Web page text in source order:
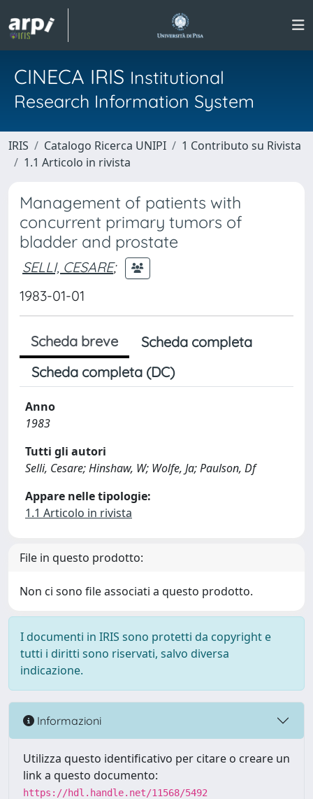
CINECA IRIS Institutional
Research Information System
IRIS Catalogo Ricerca UNIPI
1 Contributo su Rivista
1.1 Articolo in rivista
Management of patients with
concurrent primary tumors of
bladder and prostate
SELLI, CESARE;
1983-01-01
Scheda breve
Scheda completa
Scheda completa (DC)
Anno
1983
Tutti gli autori
Selli, Cesare; Hinshaw, W; Wolfe, Ja; Paulson, Df
Appare nelle tipologie:
1.1 Articolo in rivista
File in questo prodotto:
Non ci sono file associati a questo prodotto.
I documenti in IRIS sono protetti da copyright e
tutti i diritti sono riservati, salvo diversa
indicazione.
Informazioni
Utilizza questo identificativo per citare o creare un
link a questo documento:
https://hdl.handle.net/11568/5492